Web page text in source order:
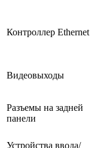
Контроллер Ethernet
Видеовыходы
Разъемы на задней
панели
Устройства ввода/